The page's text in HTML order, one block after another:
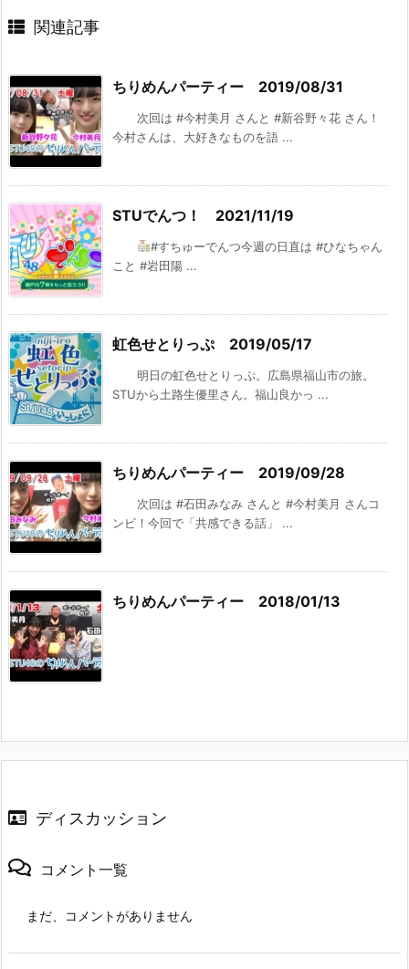
関連記事
ちりめんパーティー 2019/08/31
次回は #今村美月 さんと #新谷野々花 さん！
今村さんは、大好きなものを語 ...
STUでんつ！ 2021/11/19
#すちゅーでんつ今週の日直は #ひなちゃん
こと #岩田陽 ...
虹色せとりっぷ 2019/05/17
明日の虹色せとりっぷ。広島県福山市の旅。
STUから土路生優里さん。福山良かっ ...
ちりめんパーティー 2019/09/28
次回は #石田みなみ さんと #今村美月 さんコ
ンビ！今回で「共感できる話」 ...
ちりめんパーティー 2018/01/13
ディスカッション
コメント一覧
まだ、コメントがありません